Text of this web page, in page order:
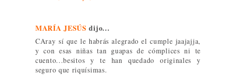
MARÍA JESÚS dijo...
CAray sí que le habrás alegrado el cumple jaajajja,
y con esas niñas tan guapas de cómplices ni te
cuento...besitos y te han quedado originales y
seguro que riquísimas.